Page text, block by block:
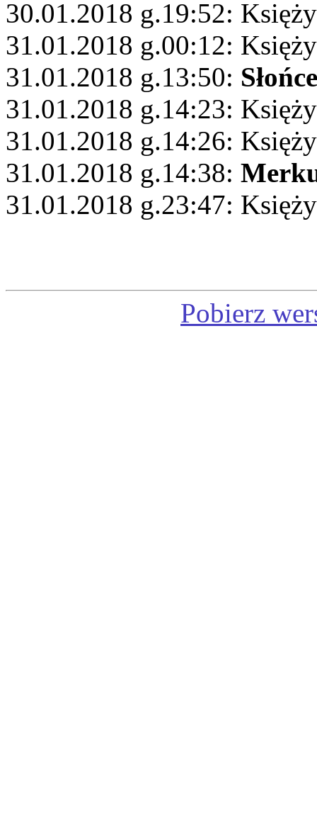
30.01.2018 g.19:52:
31.01.2018 g.00:12:
31.01.2018 g.13:50: Słońce
31.01.2018 g.14:23:
31.01.2018 g.14:26:
31.01.2018 g.14:38:
31.01.2018 g.23:47:
Pobierz